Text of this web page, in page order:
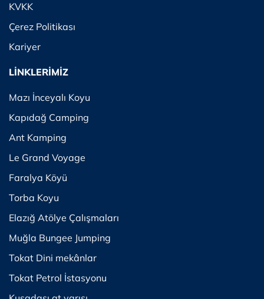
KVKK
Çerez Politikası
Kariyer
LİNKLERİMİZ
Mazı İnceyalı Koyu
Kapıdağ Camping
Ant Kamping
Le Grand Voyage
Faralya Köyü
Torba Koyu
Elazığ Atölye Çalışmaları
Muğla Bungee Jumping
Tokat Dini mekânlar
Tokat Petrol İstasyonu